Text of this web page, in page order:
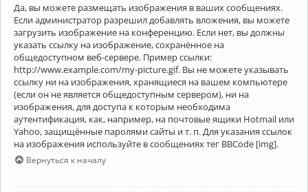
Да, вы можете размещать изображения в ваших сообщениях.
Если администратор разрешил добавлять вложения, вы можете
загрузить изображение на конференцию. Если нет, вы должны
указать ссылку на изображение, сохранённое на
общедоступном веб-сервере. Пример ссылки:
http://www.example.com/my-picture.gif. Вы не можете указывать
ссылку ни на изображения, хранящиеся на вашем компьютере
(если он не является общедоступным сервером), ни на
изображения, для доступа к которым необходима
аутентификация, как, например, на почтовые ящики Hotmail или
Yahoo, защищённые паролями сайты и т. п. Для указания ссылок
на изображения используйте в сообщениях тег BBCode [img].
Вернуться к началу